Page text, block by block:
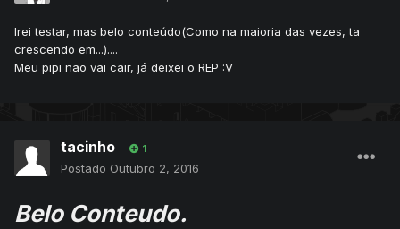
Irei testar, mas belo conteúdo(Como na maioria das vezes, ta
crescendo em...)....
Meu pipi não vai cair, já deixei o REP :V
tacinho 1
Postado Outubro 2, 2016
Belo Conteudo.